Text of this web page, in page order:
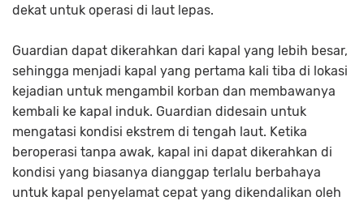
dekat untuk operasi di laut lepas.
Guardian dapat dikerahkan dari kapal yang lebih besar,
sehingga menjadi kapal yang pertama kali tiba di lokasi
kejadian untuk mengambil korban dan membawanya
kembali ke kapal induk. Guardian didesain untuk
mengatasi kondisi ekstrem di tengah laut. Ketika
beroperasi tanpa awak, kapal ini dapat dikerahkan di
kondisi yang biasanya dianggap terlalu berbahaya
untuk kapal penyelamat cepat yang dikendalikan oleh